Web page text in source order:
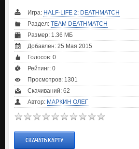
Игра: HALF-LIFE 2: DEATHMATCH
Раздел: TEAM DEATHMATCH
Размер: 1.36 МБ
Добавлен: 25 Мая 2015
Голосов: 0
Рейтинг: 0
Просмотров: 1301
Скачиваний: 62
Автор: МАРКИН ОЛЕГ
СКАЧАТЬ КАРТУ